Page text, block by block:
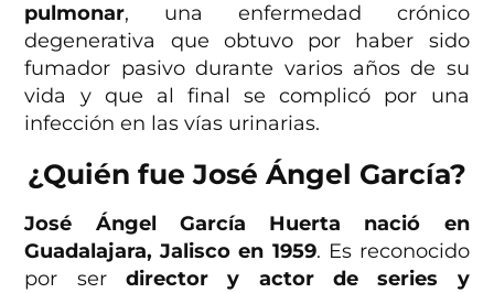
pulmonar, una enfermedad crónico
degenerativa que obtuvo por haber sido
fumador pasivo durante varios años de su
vida y que al final se complicó por una
infección en las vías urinarias.
¿Quién fue José Ángel García?
José Ángel García Huerta nació en
Guadalajara, Jalisco en 1959. Es reconocido
por serdirector y actor de series y